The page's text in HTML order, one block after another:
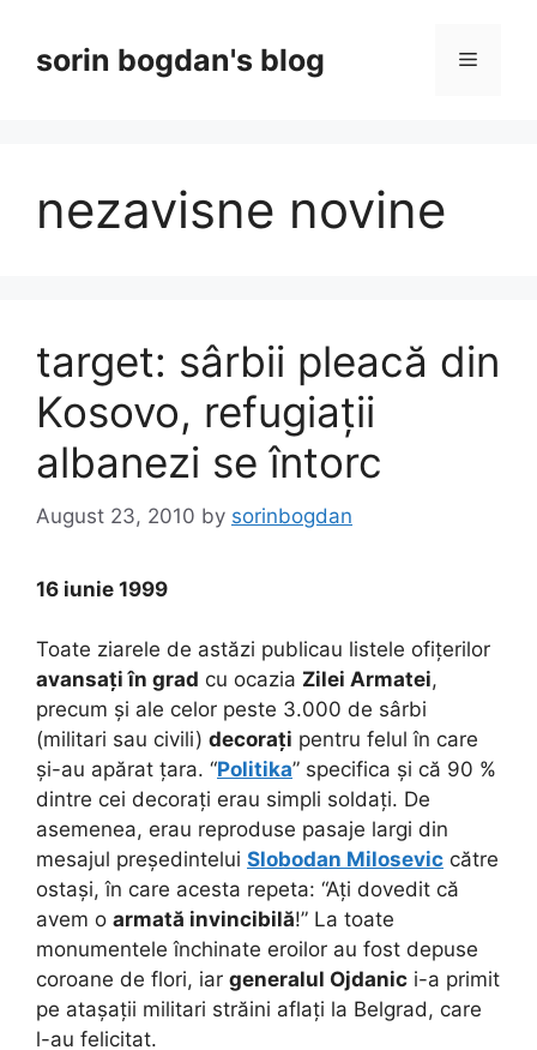
contentsorin bogdan's blog Menu
nezavisne novine
target: sârbii pleacă din
Kosovo, refugiații
albanezi se întorc
August 23, 2010 by sorinbogdan
16 iunie 1999
Toate ziarele de astăzi publicau listele ofițerilor
avansați în grad cu ocazia Zilei Armatei,
precum și ale celor peste 3.000 de sârbi
(militari sau civili) decorați pentru felul în care
și-au apărat țara. “Politika” specifica și că 90 %
dintre cei decorați erau simpli soldați. De
asemenea, erau reproduse pasaje largi din
mesajul președintelui Slobodan Milosevic către
ostași, în care acesta repeta: “Ați dovedit că
avem o armată invincibilă!” La toate
monumentele închinate eroilor au fost depuse
coroane de flori, iar generalul Ojdanic i-a primit
pe atașații militari străini aflați la Belgrad, care
l-au felicitat.